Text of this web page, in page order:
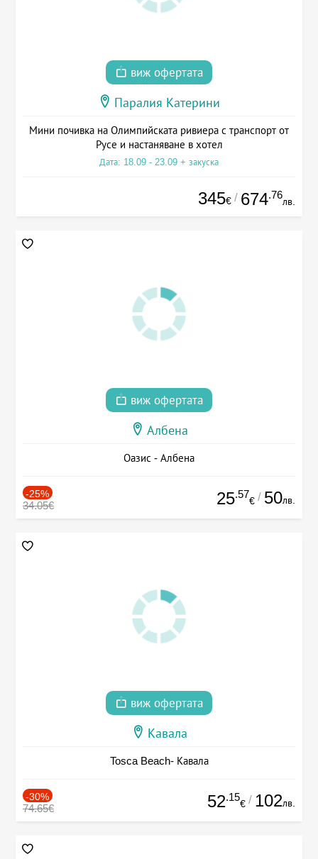
виж офертата
Паралия Катерини
Мини почивка на Олимпийската ривиера с транспорт от
Русе и настаняване в хотел
Дата: 18.09 - 23.09 + закуска
345€ / 674.76
лв.
виж офертата
Албена
Оазис - Албена
-25%
34.05€ 25.57
€ / 50лв.
виж офертата
Кавала
Tosca Beach- Кавала
-30%
74.65€ 52.15
€ / 102лв.